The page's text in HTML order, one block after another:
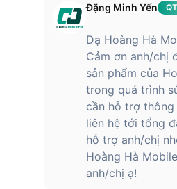
Chất liệu
18 inches
Màn hình chống
P3Độ sáng 1000
3840 x 2160 pixel
Đặng Minh Yến
Dạ Hoàng Hà
Cảm ơn anh/chị
sản phẩm của
trong quá trình
cần hỗ trợ
liên hệ tới tổng
hỗ trợ anh/chị
Hoàng Hà
anh/chị ạ!